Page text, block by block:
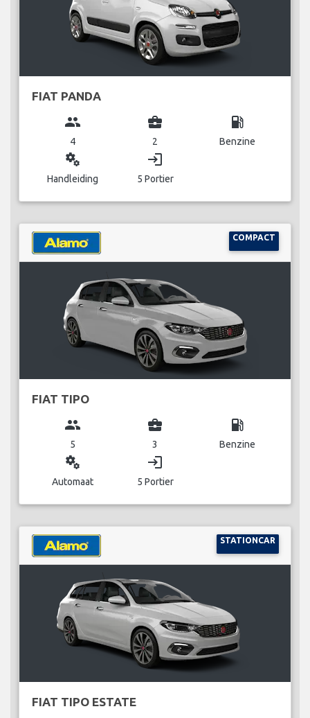
FIAT PANDA
group
4
business_center
2
local_gas_station
Benzine
miscellaneous_services
Handleiding
login
5 Portier
COMPACT
FIAT TIPO
group
5
business_center
3
local_gas_station
Benzine
miscellaneous_services
Automaat
login
5 Portier
STATIONCAR
FIAT TIPO ESTATE